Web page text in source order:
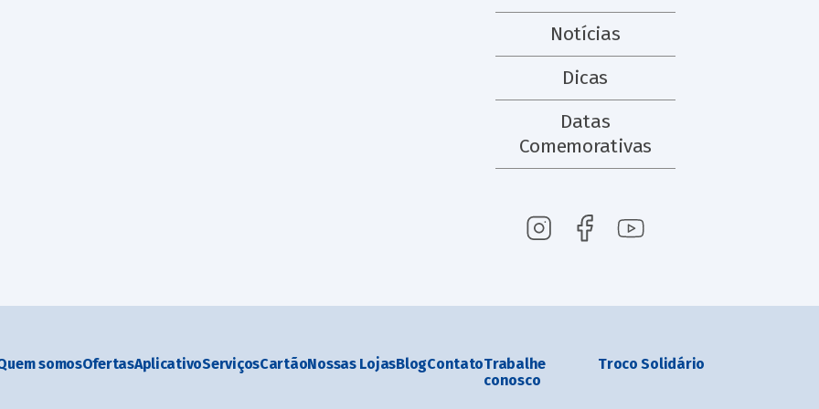
Notícias
Dicas
Datas
Comemorativas
somosOfertasAplicativoServiçosCartãoNossas LojasBlogContatoTrabalhe
conosco
Troco Solidário